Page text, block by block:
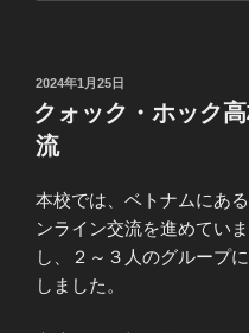
投
稿
日:
2024年1月25日
クォック・ホック
流
本校では、ベトナムにあ
ンライン交流を進めてい
し、２～３人のグループ
しました。